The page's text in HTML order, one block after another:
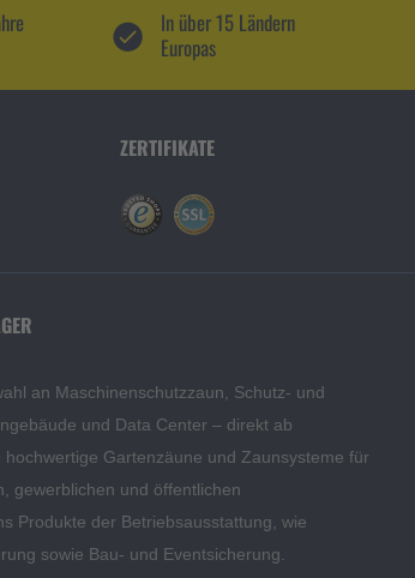
In über 15 Ländern
Europas
ZERTIFIKATE
an Maschinenschutzzaun, Schutz- und
und Data Center – direkt ab
Gartenzäune und Zaunsysteme für
gewerblichen und öffentlichen
Produkte der Betriebsausstattung, wie
sowie Bau- und Eventsicherung.